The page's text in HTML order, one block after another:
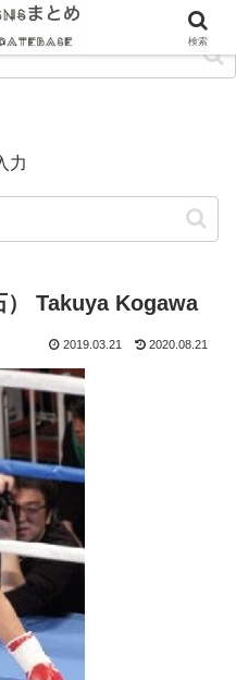
力
） Takuya Kogawa
2019.03.21 2020.08.21
検索